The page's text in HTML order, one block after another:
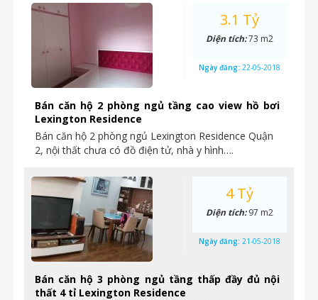
Bán căn hộ 2 phòng ngủ tầng cao view hồ bơi
Lexington Residence
Bán căn hộ 2 phòng ngủ Lexington Residence Quận
2, nội thất chưa có đồ điện tử, nhà y hình….
3.1 Tỷ
Diện tích:73 m2
Ngày đăng: 22-05-2018
Bán căn hộ 3 phòng ngủ tầng thấp đầy đủ nội
thất 4 tỉ Lexington Residence
4 Tỷ
Diện tích:97 m2
Ngày đăng: 21-05-2018